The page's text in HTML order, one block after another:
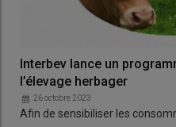
Interbev lance un
l’élevage herbager
26 octobre 2023
Afin de sensibiliser les